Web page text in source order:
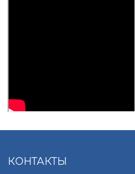
КОНТАКТЫ